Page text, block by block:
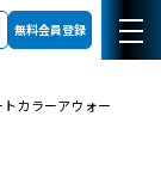
無料会員登録
カラーアウォー